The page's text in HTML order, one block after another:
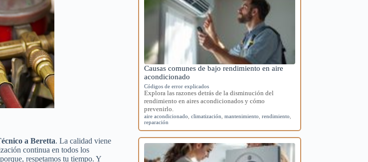
a Beretta. La calidad viene
continua en todos los
respetamos tu tiempo. Y
Causas comunes de bajo rendimiento en aire
acondicionado
Códigos de error explicados
Explora las razones detrás de la disminución del
rendimiento en aires acondicionados y cómo
prevenirlo.
aire acondicionado ,climatización ,mantenimiento ,rendimiento
reparación